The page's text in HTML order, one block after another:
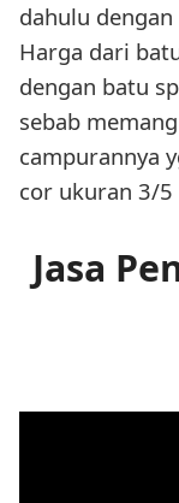
dahulu
Harga dari
dengan batu
sebab
campurannya
cor ukuran 3/5
Jasa